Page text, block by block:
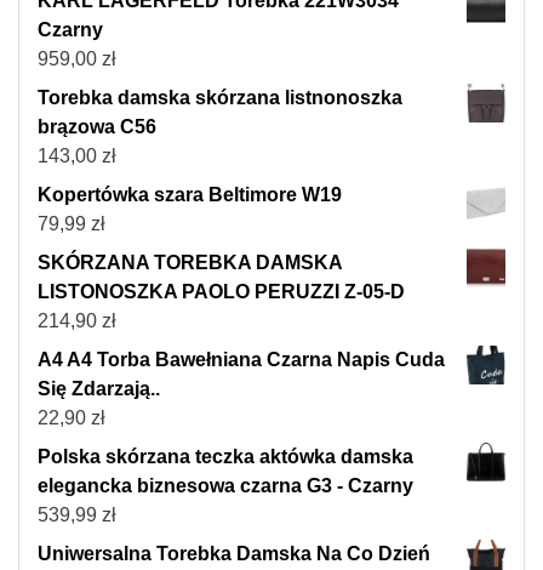
Czarny
959,00 zł
Torebka damska skórzana listnonoszka
brązowa C56
143,00 zł
Kopertówka szara Beltimore W19
79,99 zł
SKÓRZANA TOREBKA DAMSKA
LISTONOSZKA PAOLO PERUZZI Z-05-D
214,90 zł
A4 A4 Torba Bawełniana Czarna Napis Cuda
Się Zdarzają..
22,90 zł
Polska skórzana teczka aktówka damska
elegancka biznesowa czarna G3 - Czarny
539,99 zł
Uniwersalna Torebka Damska Na Co Dzień